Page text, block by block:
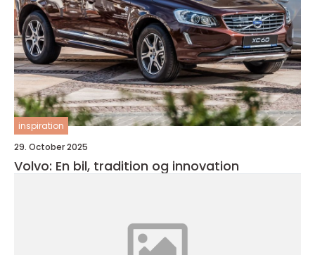
inspiration
29. October 2025
Volvo: En bil, tradition og innovation